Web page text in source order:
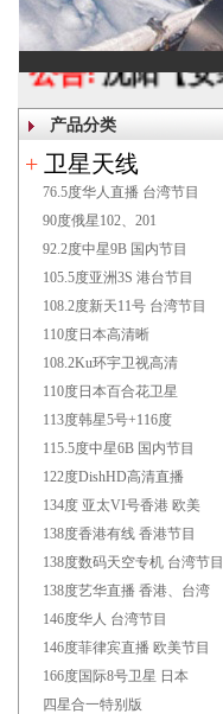
公告:沈阳【
产品分类
+ 卫星天线
76.5度华人直播 台湾节目
90度俄星102、201
92.2度中星9B 国内节目
105.5度亚洲3S 港台节目
108.2度新天11号 台湾节目
110度日本高清晰
108.2Ku环宇卫视高清
110度日本百合花卫星
113度韩星5号+116度
115.5度中星6B 国内节目
122度DishHD高清直播
134度 亚太VI号香港 欧美
138度香港有线 香港节目
138度数码天空专机 台湾节目
138度艺华直播 香港、台湾
146度华人 台湾节目
146度菲律宾直播 欧美节目
166度国际8号卫星 日本
四星合一特别版